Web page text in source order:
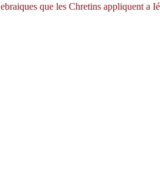
que les Chretins appliquent a